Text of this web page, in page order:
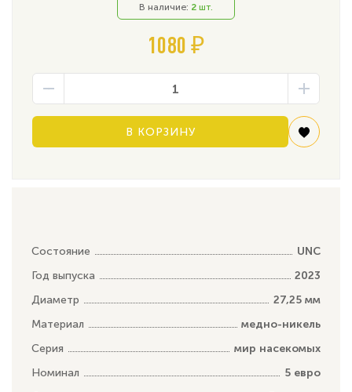
В наличие: 2 шт.
1080 ₽
В КОРЗИНУ
Состояние
UNC
Год выпуска
2023
Диаметр
27,25 мм
Материал
медно-никель
Серия
мир насекомых
Номинал
5 евро